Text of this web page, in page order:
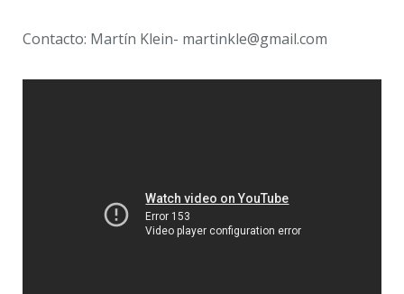
Contacto: Martín Klein- martinkle@gmail.com